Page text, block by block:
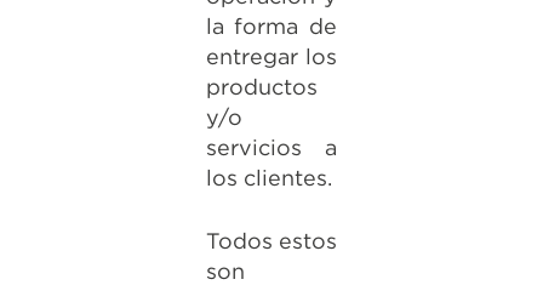
la forma de
entregar los
productos
y/o
servicios a
los clientes.
Todos estos
son